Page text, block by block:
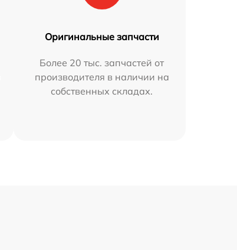
Оригинальные запчасти
Более 20 тыс. запчастей от
производителя в наличии на
собственных складах.